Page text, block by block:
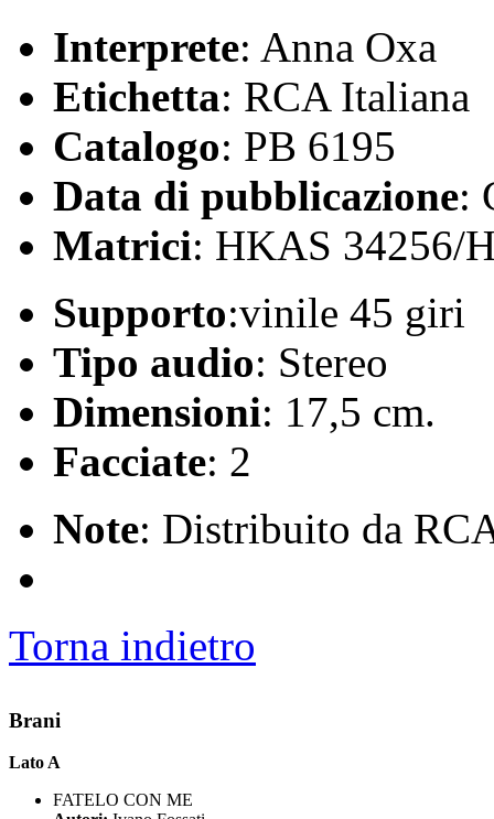
Interprete: Anna Oxa
Etichetta: RCA Italiana
Catalogo: PB 6195
Data di pubblicazione:
Matrici: HKAS 34256/
Supporto:vinile 45 giri
Tipo audio: Stereo
Dimensioni: 17,5 cm.
Facciate: 2
Note: Distribuito da
Torna indietro
Brani
Lato A
FATELO CON ME